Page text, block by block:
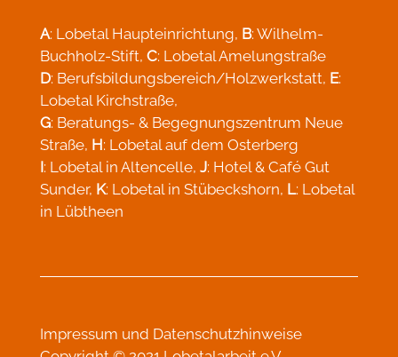
A: Lobetal Haupteinrichtung, B: Wilhelm-
Buchholz-Stift, C: Lobetal Amelungstraße
D: Berufsbildungsbereich/Holzwerkstatt, E:
Lobetal Kirchstraße,
G: Beratungs- & Begegnungszentrum Neue
Straße, H: Lobetal auf dem Osterberg
I: Lobetal in Altencelle, J: Hotel & Café Gut
Sunder, K: Lobetal in Stübeckshorn, L: Lobetal
in Lübtheen
Impressum und Datenschutzhinweise